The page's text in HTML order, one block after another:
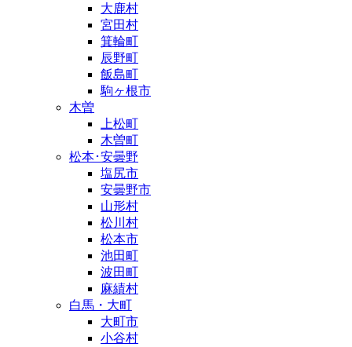
大鹿村
宮田村
箕輪町
辰野町
飯島町
駒ヶ根市
木曽
上松町
木曽町
松本･安曇野
塩尻市
安曇野市
山形村
松川村
松本市
池田町
波田町
麻績村
白馬・大町
大町市
小谷村